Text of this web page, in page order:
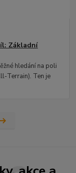
Základní
hledání na poli
Terrain). Ten je